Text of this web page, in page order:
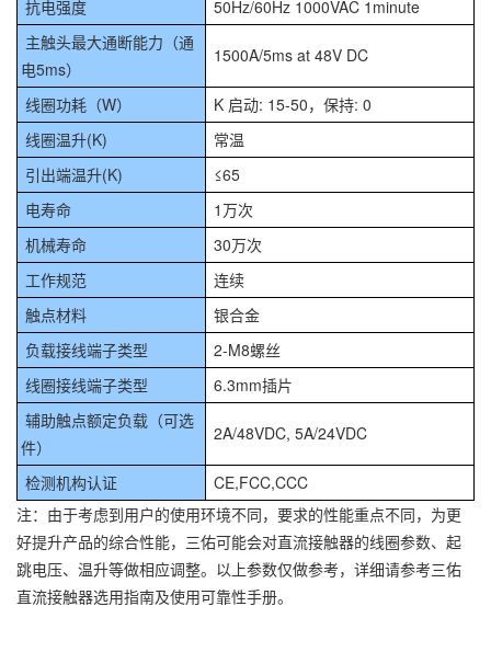
抗电强度
50Hz/60Hz 1000VAC 1minute
主触头最大通断能力（通
电5ms）
1500A/5ms at 48V DC
线圈功耗（W）
K 启动: 15-50，保持: 0
线圈温升(K)
常温
引出端温升(K)
≤65
电寿命
1万次
机械寿命
30万次
工作规范
连续
触点材料
银合金
负载接线端子类型
2-M8螺丝
线圈接线端子类型
6.3mm插片
辅助触点额定负载（可选
件）
2A/48VDC, 5A/24VDC
检测机构认证
CE,FCC,CCC
注：由于考虑到用户的使用环境不同，要求的性能重点不同，为更
好提升产品的综合性能，三佑可能会对直流接触器的线圈参数、起
跳电压、温升等做相应调整。以上参数仅做参考，详细请参考三佑
直流接触器选用指南及使用可靠性手册。